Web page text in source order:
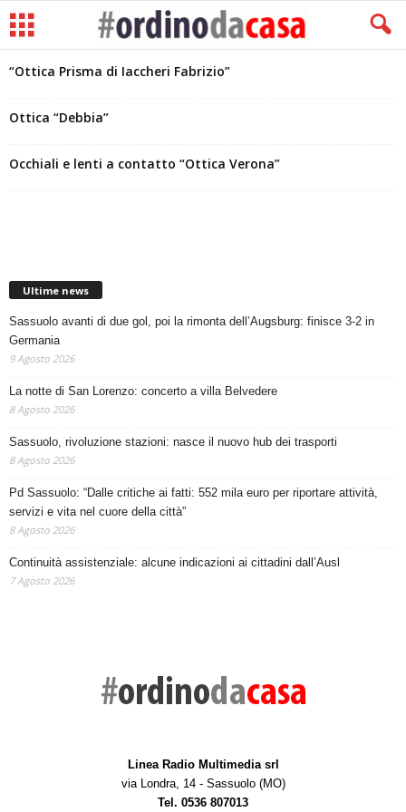
“Ottica Prisma di Iaccheri Fabrizio”
Ottica “Debbia”
Occhiali e lenti a contatto “Ottica Verona”
Ultime news
Sassuolo avanti di due gol, poi la rimonta dell’Augsburg: finisce 3-2 in
Germania
9 Agosto 2026
La notte di San Lorenzo: concerto a villa Belvedere
8 Agosto 2026
Sassuolo, rivoluzione stazioni: nasce il nuovo hub dei trasporti
8 Agosto 2026
Pd Sassuolo: “Dalle critiche ai fatti: 552 mila euro per riportare attività,
servizi e vita nel cuore della città”
8 Agosto 2026
Continuità assistenziale: alcune indicazioni ai cittadini dall’Ausl
7 Agosto 2026
Linea Radio Multimedia srl
via Londra, 14 - Sassuolo (MO)
Tel. 0536 807013